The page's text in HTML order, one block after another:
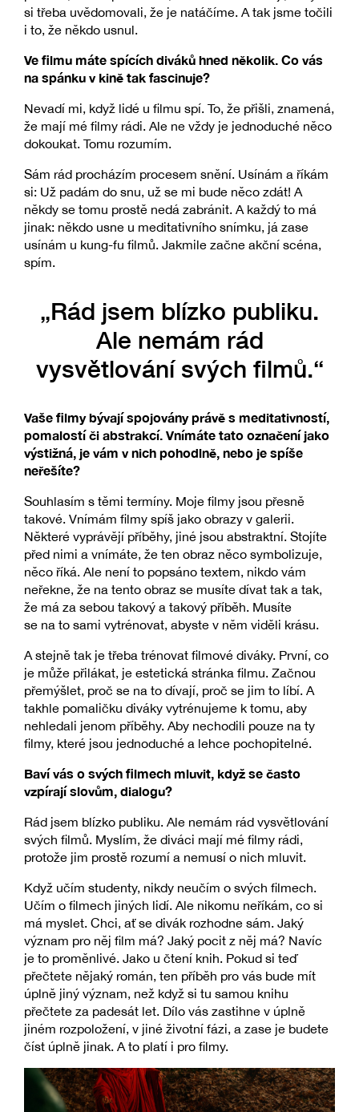
si třeba uvědomovali, že je natáčíme. A tak jsme točili
i to, že někdo usnul.
Ve filmu máte spících diváků hned několik. Co vás
na spánku v kině tak fascinuje?
Nevadí mi, když lidé u filmu spí. To, že přišli, znamená,
že mají mé filmy rádi. Ale ne vždy je jednoduché něco
dokoukat. Tomu rozumím.
Sám rád procházím procesem snění. Usínám a říkám
si: Už padám do snu, už se mi bude něco zdát! A
někdy se tomu prostě nedá zabránit. A každý to má
jinak: někdo usne u meditativního snímku, já zase
usínám u kung-fu filmů. Jakmile začne akční scéna,
spím.
„Rád jsem blízko publiku.
Ale nemám rád
vysvětlování svých filmů.“
Vaše filmy bývají spojovány právě s meditativností,
pomalostí či abstrakcí. Vnímáte tato označení jako
výstižná, je vám v nich pohodlně, nebo je spíše
neřešíte?
Souhlasím s těmi termíny. Moje filmy jsou přesně
takové. Vnímám filmy spíš jako obrazy v galerii.
Některé vyprávějí příběhy, jiné jsou abstraktní. Stojíte
před nimi a vnímáte, že ten obraz něco symbolizuje,
něco říká. Ale není to popsáno textem, nikdo vám
neřekne, že na tento obraz se musíte dívat tak a tak,
že má za sebou takový a takový příběh. Musíte
se na to sami vytrénovat, abyste v něm viděli krásu.
A stejně tak je třeba trénovat filmové diváky. První, co
je může přilákat, je estetická stránka filmu. Začnou
přemýšlet, proč se na to dívají, proč se jim to líbí. A
takhle pomaličku diváky vytrénujeme k tomu, aby
nehledali jenom příběhy. Aby nechodili pouze na ty
filmy, které jsou jednoduché a lehce pochopitelné.
Baví vás o svých filmech mluvit, když se často
vzpírají slovům, dialogu?
Rád jsem blízko publiku. Ale nemám rád vysvětlování
svých filmů. Myslím, že diváci mají mé filmy rádi,
protože jim prostě rozumí a nemusí o nich mluvit.
Když učím studenty, nikdy neučím o svých filmech.
Učím o filmech jiných lidí. Ale nikomu neříkám, co si
má myslet. Chci, ať se divák rozhodne sám. Jaký
význam pro něj film má? Jaký pocit z něj má? Navíc
je to proměnlivé. Jako u čtení knih. Pokud si teď
přečtete nějaký román, ten příběh pro vás bude mít
úplně jiný význam, než když si tu samou knihu
přečtete za padesát let. Dílo vás zastihne v úplně
jiném rozpoložení, v jiné životní fázi, a zase je budete
číst úplně jinak. A to platí i pro filmy.